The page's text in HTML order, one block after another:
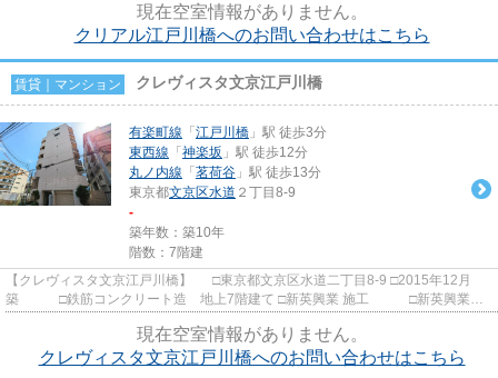
現在空室情報がありません。
クリアル江戸川橋へのお問い合わせはこちら
賃貸｜マンション クレヴィスタ文京江戸川橋
有楽町線 「 江戸川橋 」駅 徒歩3分
東西線 「 神楽坂 」駅 徒歩12分
丸ノ内線 「 茗荷谷 」駅 徒歩13分
東京都文京区水道 ２丁目8-9
-
築年数：築10年
階数：7階建
【クレヴィスタ文京江戸川橋】 □東京都文京区水道二丁目8-9 □2015年12月
築 □鉄筋コンクリート造 地上7階建て □新英興業 施工 □新英興業／
現在空室情報がありません。
クレヴィスタ文京江戸川橋へのお問い合わせはこちら